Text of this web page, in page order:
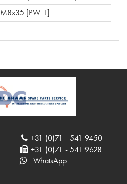
M8x35 [PW 1]
+31 (0)71 - 541 9450
+31 (0)71 - 541 9628
WhatsApp